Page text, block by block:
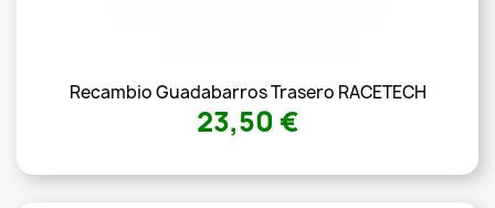
Recambio Guadabarros Trasero RACETECH
23,50 €